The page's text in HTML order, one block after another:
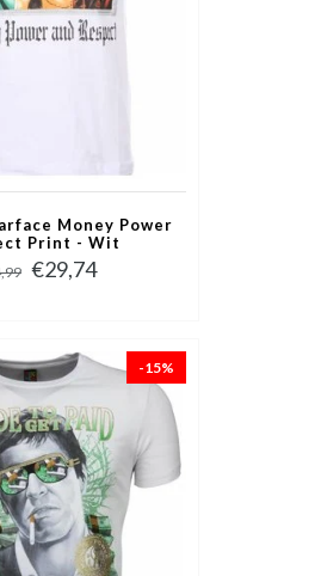
Money Power
Print - Wit
€29,74
-15%